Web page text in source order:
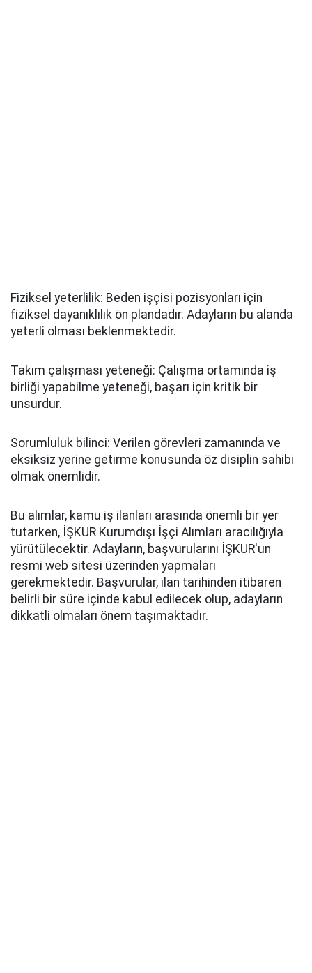
Fiziksel yeterlilik: Beden işçisi pozisyonları için
fiziksel dayanıklılık ön plandadır. Adayların bu alanda
yeterli olması beklenmektedir.
Takım çalışması yeteneği: Çalışma ortamında iş
birliği yapabilme yeteneği, başarı için kritik bir
unsurdur.
Sorumluluk bilinci: Verilen görevleri zamanında ve
eksiksiz yerine getirme konusunda öz disiplin sahibi
olmak önemlidir.
Bu alımlar, kamu iş ilanları arasında önemli bir yer
tutarken, İŞKUR Kurumdışı İşçi Alımları aracılığıyla
yürütülecektir. Adayların, başvurularını İŞKUR'un
resmi web sitesi üzerinden yapmaları
gerekmektedir. Başvurular, ilan tarihinden itibaren
belirli bir süre içinde kabul edilecek olup, adayların
dikkatli olmaları önem taşımaktadır.